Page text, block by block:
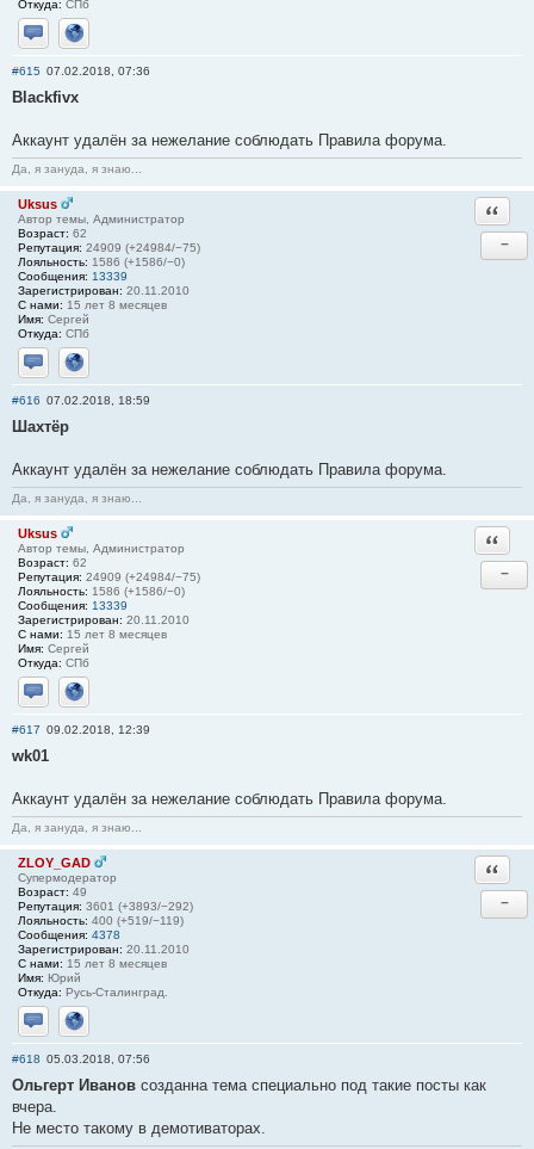
Откуда: СПб
Отправить личное сообщение
Сайт
#615 07.02.2018, 07:36
Blackfivx
Аккаунт удалён за нежелание соблюдать Правила форума.
Да, я зануда, я знаю...
Uksus
Автор темы, Администратор
Возраст: 62
Репутация: 24909 (+24984/−75)
Лояльность: 1586 (+1586/−0)
Сообщения: 13339
Зарегистрирован: 20.11.2010
С нами: 15 лет 8 месяцев
Имя: Сергей
Откуда: СПб
Отправить личное сообщение
Сайт
−
#616 07.02.2018, 18:59
Шахтёр
Аккаунт удалён за нежелание соблюдать Правила форума.
Да, я зануда, я знаю...
Uksus
Автор темы, Администратор
Возраст: 62
Репутация: 24909 (+24984/−75)
Лояльность: 1586 (+1586/−0)
Сообщения: 13339
Зарегистрирован: 20.11.2010
С нами: 15 лет 8 месяцев
Имя: Сергей
Откуда: СПб
Отправить личное сообщение
Сайт
−
#617 09.02.2018, 12:39
wk01
Аккаунт удалён за нежелание соблюдать Правила форума.
Да, я зануда, я знаю...
ZLOY_GAD
Супермодератор
Возраст: 49
Репутация: 3601 (+3893/−292)
Лояльность: 400 (+519/−119)
Сообщения: 4378
Зарегистрирован: 20.11.2010
С нами: 15 лет 8 месяцев
Имя: Юрий
Откуда: Русь-Сталинград.
Отправить личное сообщение
Сайт
−
#618 05.03.2018, 07:56
Ольгерт Иванов созданна тема специально под такие посты как
вчера.
Не место такому в демотиваторах.